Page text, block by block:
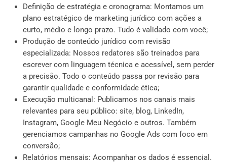
Definição de estratégia e cronograma: Montamos um
plano estratégico de marketing jurídico com ações a
curto, médio e longo prazo. Tudo é validado com você;
Produção de conteúdo jurídico com revisão
especializada: Nossos redatores são treinados para
escrever com linguagem técnica e acessível, sem perder
a precisão. Todo o conteúdo passa por revisão para
garantir qualidade e conformidade ética;
Execução multicanal: Publicamos nos canais mais
relevantes para seu público: site, blog, LinkedIn,
Instagram, Google Meu Negócio e outros. Também
gerenciamos campanhas no Google Ads com foco em
conversão;
Relatórios mensais: Acompanhar os dados é essencial.